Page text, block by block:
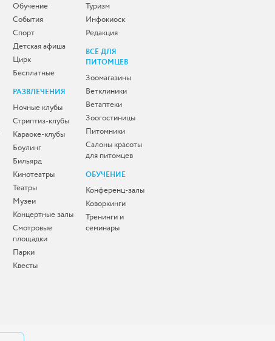
Обучение
События
Спорт
Детская афиша
Цирк
Бесплатные
РАЗВЛЕЧЕНИЯ
Ночные клубы
Стриптиз-клубы
Караоке-клубы
Боулинг
Бильярд
Кинотеатры
Театры
Музеи
Концертные залы
Смотровые
площадки
Парки
Квесты
Туризм
Инфокиоск
Редакция
ВСЁ ДЛЯ
ПИТОМЦЕВ
Зоомагазины
Ветклиники
Ветаптеки
Зоогостиницы
Питомники
Салоны красоты
для питомцев
ОБУЧЕНИЕ
Конференц-залы
Коворкинги
Тренинги и
семинары